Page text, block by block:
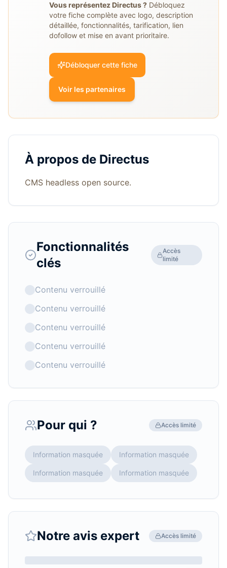
Vous représentezDirectus? Débloquez
votre fiche complète avec logo, description
détaillée, fonctionnalités, tarification, lien
dofollow et mise en avant prioritaire.
Débloquer cette fiche
Voir les partenaires
À propos de Directus
CMS headless open source.
Fonctionnalités
clés
Accès
limité
Contenu verrouillé
Contenu verrouillé
Contenu verrouillé
Contenu verrouillé
Contenu verrouillé
Pour qui ? Accès limité
Information masquée Information masquée
Information masquée Information masquée
Notre avis expert Accès limité